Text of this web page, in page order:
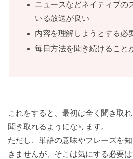
ニュースなどネイティブの
いる放送が良い
内容を理解しようとする必
毎日方法を聞き続けること
これをすると、最初は全く聞き取
聞き取れるようになります。
ただし、単語の意味やフレーズを
きませんが、そこは気にする必要は